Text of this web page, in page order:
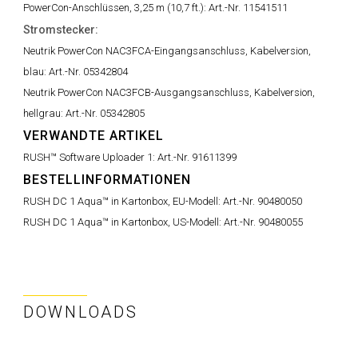
PowerCon-Anschlüssen, 3,25 m (10,7 ft.): Art.-Nr. 11541511
Stromstecker:
Neutrik PowerCon NAC3FCA-Eingangsanschluss, Kabelversion,
blau: Art.-Nr. 05342804
Neutrik PowerCon NAC3FCB-Ausgangsanschluss, Kabelversion,
hellgrau: Art.-Nr. 05342805
VERWANDTE ARTIKEL
RUSH™ Software Uploader 1: Art.-Nr. 91611399
BESTELLINFORMATIONEN
RUSH DC 1 Aqua™ in Kartonbox, EU-Modell: Art.-Nr. 90480050
RUSH DC 1 Aqua™ in Kartonbox, US-Modell: Art.-Nr. 90480055
DOWNLOADS